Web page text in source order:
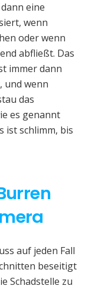
eine
wenn
oder wenn
abfließt. Das
immer dann
und wenn
das
es genannt
ist schlimm, bis
auf jeden Fall
beseitigt
Schadstelle zu